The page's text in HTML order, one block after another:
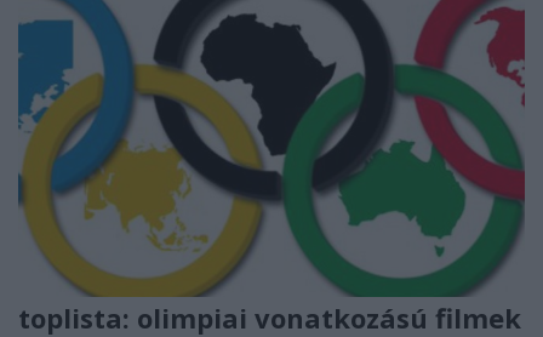
toplista: olimpiai vonatkozású filmek